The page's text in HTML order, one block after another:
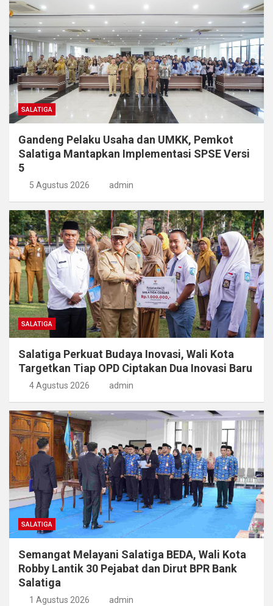
SALATIGA
Gandeng Pelaku Usaha dan UMKK, Pemkot
Salatiga Mantapkan Implementasi SPSE Versi
5
5 Agustus 2026 admin
SALATIGA
Salatiga Perkuat Budaya Inovasi, Wali Kota
Targetkan Tiap OPD Ciptakan Dua Inovasi Baru
4 Agustus 2026 admin
SALATIGA
Semangat Melayani Salatiga BEDA, Wali Kota
Robby Lantik 30 Pejabat dan Dirut BPR Bank
Salatiga
1 Agustus 2026 admin